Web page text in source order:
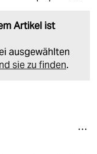
Artikel ist
ausgewählten
sie zu finden.